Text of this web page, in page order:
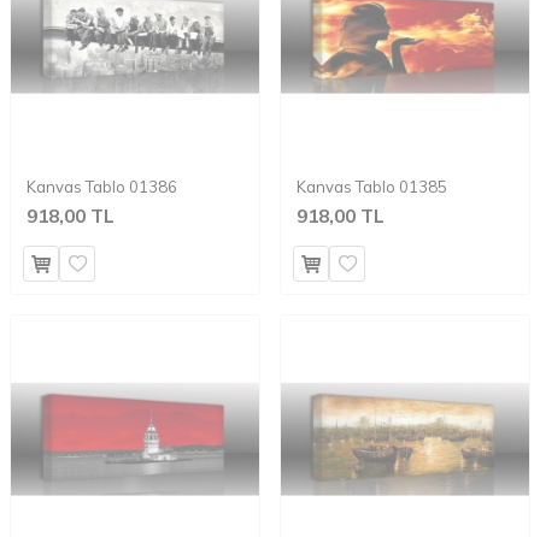
Kanvas Tablo 01386
918,00 TL
Kanvas Tablo 01385
918,00 TL